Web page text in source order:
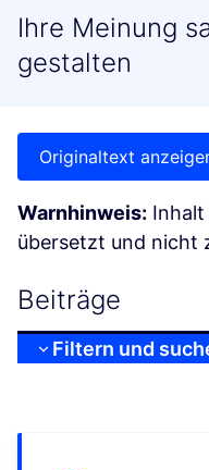
Ihre Meinung
gestalten
Originaltext
Warnhinweis:
übersetzt und nicht
Beiträge
Filtern und